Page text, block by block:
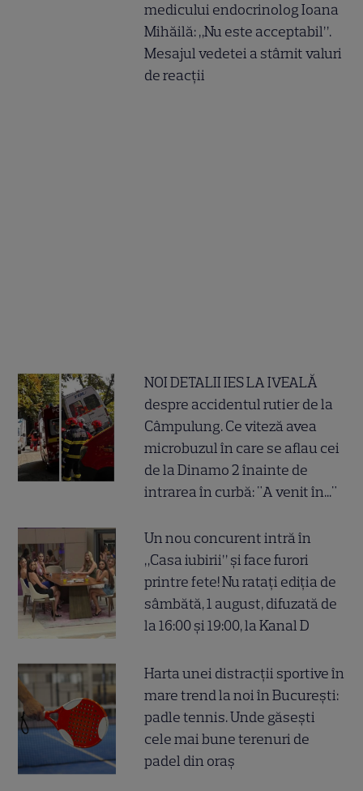
medicului endocrinolog Ioana
Mihăilă: „Nu este acceptabil”.
Mesajul vedetei a stârnit valuri
de reacții
NOI DETALII IES LA IVEALĂ
despre accidentul rutier de la
Câmpulung. Ce viteză avea
microbuzul în care se aflau cei
de la Dinamo 2 înainte de
intrarea în curbă: "A venit în..."
Un nou concurent intră în
„Casa iubirii” și face furori
printre fete! Nu ratați ediția de
sâmbătă, 1 august, difuzată de
la 16:00 și 19:00, la Kanal D
Harta unei distracții sportive în
mare trend la noi în București:
padle tennis. Unde găsești
cele mai bune terenuri de
padel din oraș